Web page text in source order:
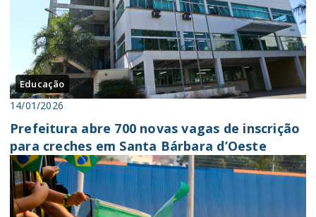
Educação
14/01/2026
Prefeitura abre 700 novas vagas de inscrição
para creches em Santa Bárbara d’Oeste